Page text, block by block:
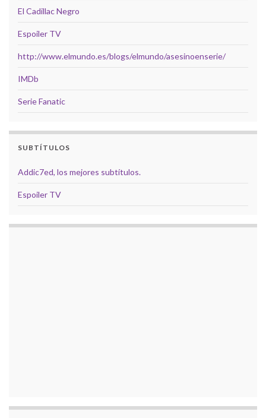
El Cadillac Negro
Espoiler TV
http://www.elmundo.es/blogs/elmundo/asesinoenserie/
IMDb
Serie Fanatic
SUBTÍTULOS
Addic7ed, los mejores subtítulos.
Espoiler TV